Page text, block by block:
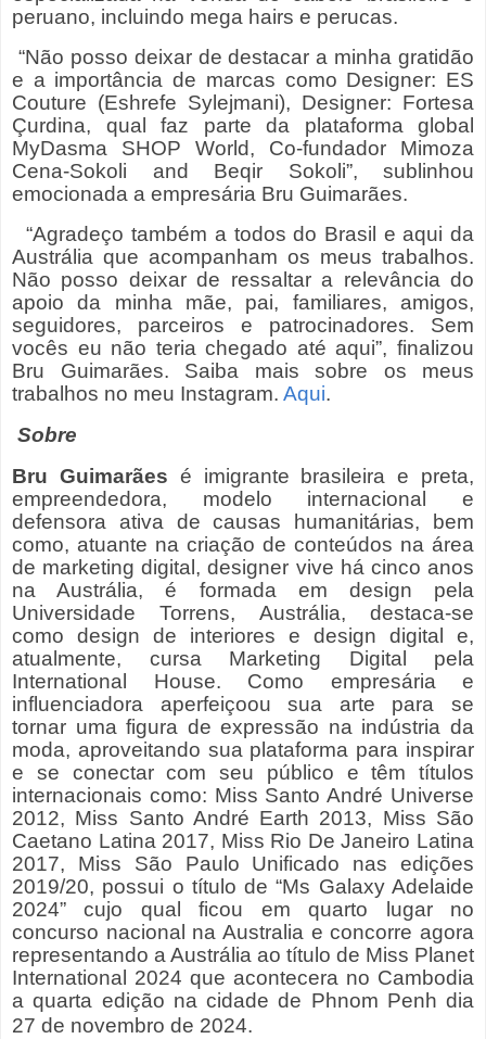
peruano, incluindo mega hairs e perucas.
“Não posso deixar de destacar a minha gratidão
e a importância de marcas como Designer: ES
Couture (Eshrefe Sylejmani), Designer: Fortesa
Çurdina, qual faz parte da plataforma global
MyDasma SHOP World, Co-fundador Mimoza
Cena-Sokoli and Beqir Sokoli”, sublinhou
emocionada a empresária Bru Guimarães.
“Agradeço também a todos do Brasil e aqui da
Austrália que acompanham os meus trabalhos.
Não posso deixar de ressaltar a relevância do
apoio da minha mãe, pai, familiares, amigos,
seguidores, parceiros e patrocinadores. Sem
vocês eu não teria chegado até aqui”, finalizou
Bru Guimarães. Saiba mais sobre os meus
trabalhos no meu Instagram. Aqui.
Sobre
Bru Guimarães é imigrante brasileira e preta,
empreendedora, modelo internacional e
defensora ativa de causas humanitárias, bem
como, atuante na criação de conteúdos na área
de marketing digital, designer vive há cinco anos
na Austrália, é formada em design pela
Universidade Torrens, Austrália, destaca-se
como design de interiores e design digital e,
atualmente, cursa Marketing Digital pela
International House. Como empresária e
influenciadora aperfeiçoou sua arte para se
tornar uma figura de expressão na indústria da
moda, aproveitando sua plataforma para inspirar
e se conectar com seu público e têm títulos
internacionais como: Miss Santo André Universe
2012, Miss Santo André Earth 2013, Miss São
Caetano Latina 2017, Miss Rio De Janeiro Latina
2017, Miss São Paulo Unificado nas edições
2019/20, possui o título de “Ms Galaxy Adelaide
2024” cujo qual ficou em quarto lugar no
concurso nacional na Australia e concorre agora
representando a Austrália ao título de Miss Planet
International 2024 que acontecera no Cambodia
a quarta edição na cidade de Phnom Penh dia
27 de novembro de 2024.